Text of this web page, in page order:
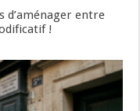
d’aménager entre
!